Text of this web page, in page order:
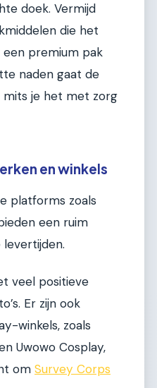
doek. Vermijd
die het
een premium pak
naden gaat de
mits je het met zorg
en winkels
platforms zoals
een ruim
veel positieve
Er zijn ook
winkels, zoals
Uwowo Cosplay,
om Survey Corps